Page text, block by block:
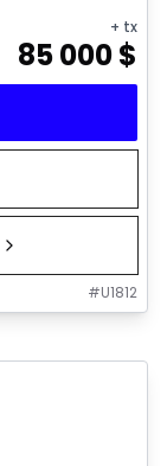
+ tx
85 000$
#U1812